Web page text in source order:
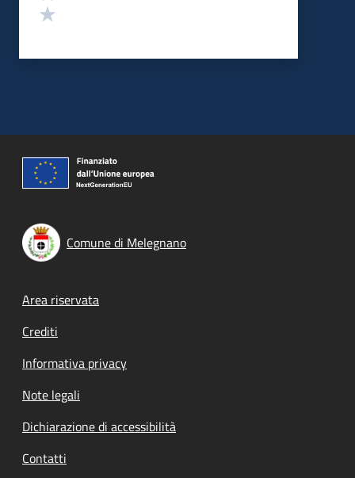
Comune di Melegnano
Footer menu
Area riservata
Crediti
Informativa privacy
Note legali
Dichiarazione di accessibilità
Contatti